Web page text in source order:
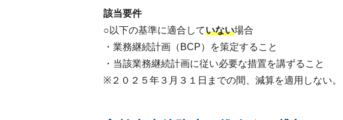
該当要件
○以下の基準に適合していない場合
・業務継続計画（BCP）を策定すること
・当該業務継続計画に従い必要な措置を講ずること
※２０２５年３月３１日までの間、減算を適用しない。